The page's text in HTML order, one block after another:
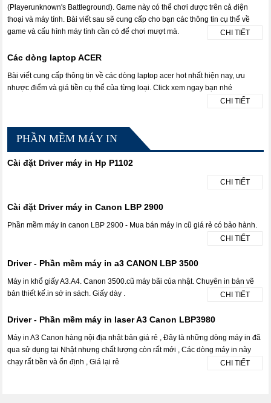
(Playerunknown's Battleground). Game này có thể chơi được trên cả điện
thoại và máy tính. Bài viết sau sẽ cung cấp cho bạn các thông tin cụ thể về
game và cấu hình máy tính cần có để chơi mượt mà.
CHI TIẾT
Các dòng laptop ACER
Bài viết cung cấp thông tin về các dòng laptop acer hot nhất hiện nay, ưu
nhược điểm và giá tiền cụ thể của từng loại. Click xem ngay bạn nhé
CHI TIẾT
PHẦN MỀM MÁY IN
Cài đặt Driver máy in Hp P1102
CHI TIẾT
Cài đặt Driver máy in Canon LBP 2900
Phần mềm máy in canon LBP 2900 - Mua bán máy in cũ giá rẻ có bảo hành.
CHI TIẾT
Driver - Phần mềm máy in a3 CANON LBP 3500
Máy in khổ giấy A3.A4. Canon 3500.cũ máy bãi của nhật. Chuyên in bản vẽ
bản thiết kế.in sớ in sách. Giấy dày .
CHI TIẾT
Driver - Phần mềm máy in laser A3 Canon LBP3980
Máy in A3 Canon hàng nội địa nhật bản giá rẻ , Đây là những dòng máy in đã
qua sử dụng tại Nhật nhưng chất lượng còn rất mới , Các dòng máy in này
chạy rất bền và ổn định , Giá lại rẻ
CHI TIẾT